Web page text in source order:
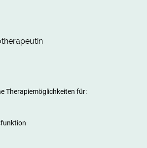
Therapiemöglichkeiten für: